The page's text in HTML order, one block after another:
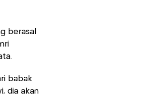
berasal
babak
dia akan